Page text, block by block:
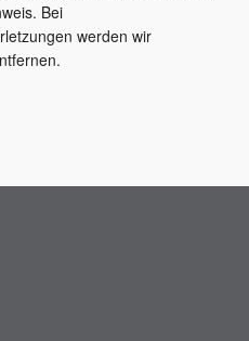
Bei
werden wir